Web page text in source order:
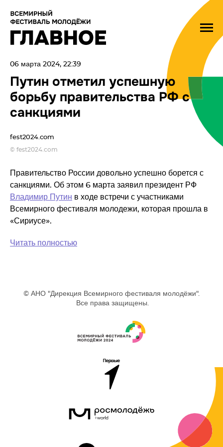
06 марта 2024, 22:39
Путин отметил успешную
борьбу правительства РФ с
санкциями
fest2024.com
© fest2024.com
Правительство России довольно успешно борется с
санкциями. Об этом 6 марта заявил президент РФ
Владимир Путин в ходе встречи с участниками
Всемирного фестиваля молодежи, которая прошла в
«Сириусе».
Читать полностью
© АНО "Дирекция Всемирного фестиваля молодёжи".
Все права защищены.